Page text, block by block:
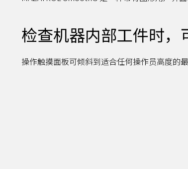
检查机器内部工件时，
操作触摸面板可倾斜到适合任何操作员高度的